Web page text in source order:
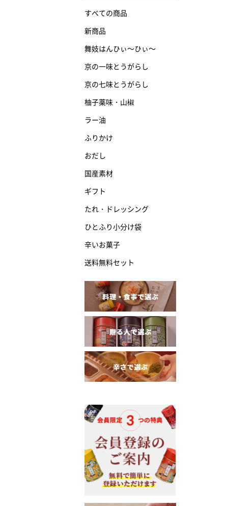
すべての商品
新商品
舞妓はんひぃ～ひぃ～
京の一味とうがらし
京の七味とうがらし
柚子薬味・山椒
ラー油
ふりかけ
おだし
国産素材
ギフト
たれ・ドレッシング
ひとふり小分け袋
辛いお菓子
送料無料セット